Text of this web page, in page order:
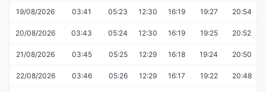
19/08/2026 03:41 05:23 12:30 16:19 19:27 20:54
20/08/2026 03:43 05:24 12:30 16:19 19:25 20:52
21/08/2026 03:45 05:25 12:29 16:18 19:24 20:50
22/08/2026 03:46 05:26 12:29 16:17 19:22 20:48